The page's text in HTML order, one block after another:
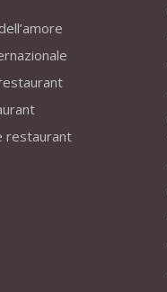
restaurant